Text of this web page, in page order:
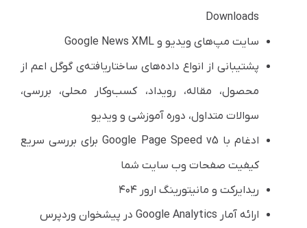
Downloads
سایت مپ‌های ویدیو و Google News XML
پشتیبانی از انواع داده‌های ساختاریافته‌ی گوگل اعم از
محصول، مقاله، رویداد، کسب‌وکار محلی، بررسی،
سوالات متداول، دوره آموزشی و ویدیو
ادغام با Google Page Speed v5 برای بررسی سریع
کیفیت صفحات وب سایت شما
ریدایرکت و مانیتورینگ ارور ۴۰۴
ارائه آمار Google Analytics در پیشخوان وردپرس